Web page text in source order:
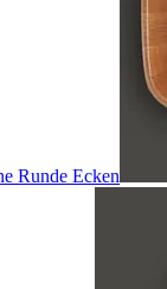
Runde Ecken